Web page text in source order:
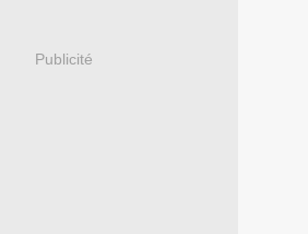
Publicité